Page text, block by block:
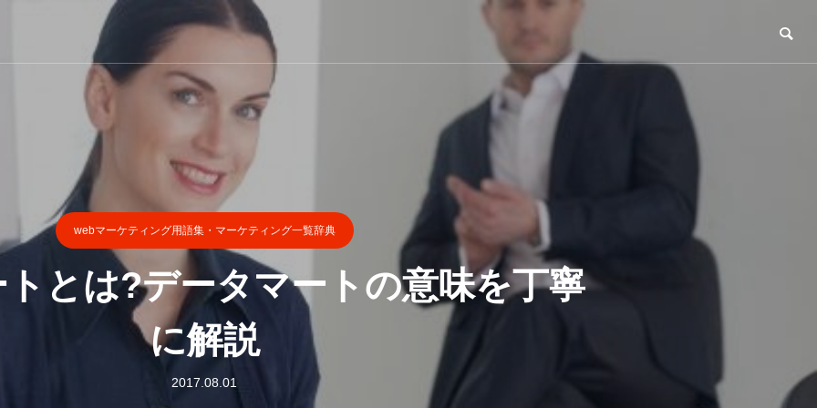
webマーケティング用語集・マーケティング一覧辞典
とは?データマートの意味を丁寧
に解説
2017.08.01